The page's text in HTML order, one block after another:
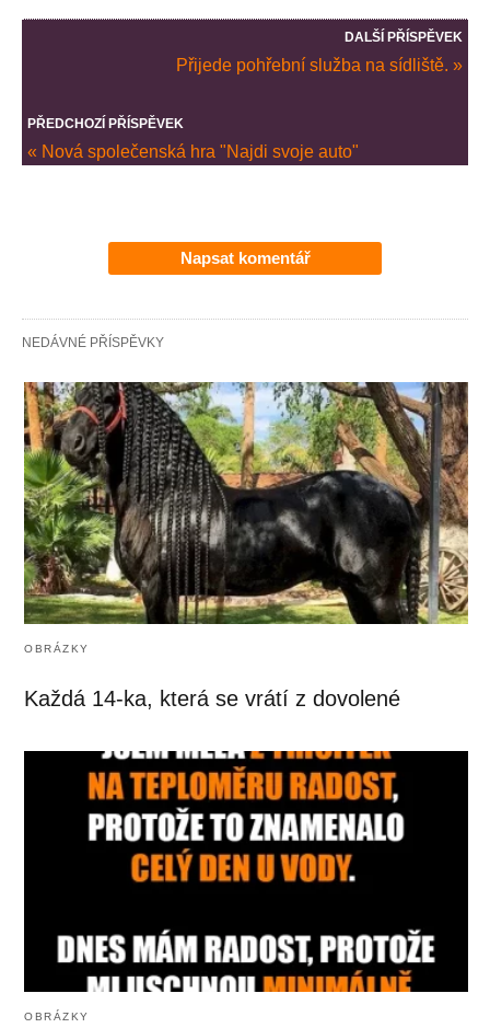
DALŠÍ PŘÍSPĚVEK
Přijede pohřební služba na sídliště. »
PŘEDCHOZÍ PŘÍSPĚVEK
« Nová společenská hra "Najdi svoje auto"
Napsat komentář
NEDÁVNÉ PŘÍSPĚVKY
OBRÁZKY
Každá 14-ka, která se vrátí z dovolené
OBRÁZKY